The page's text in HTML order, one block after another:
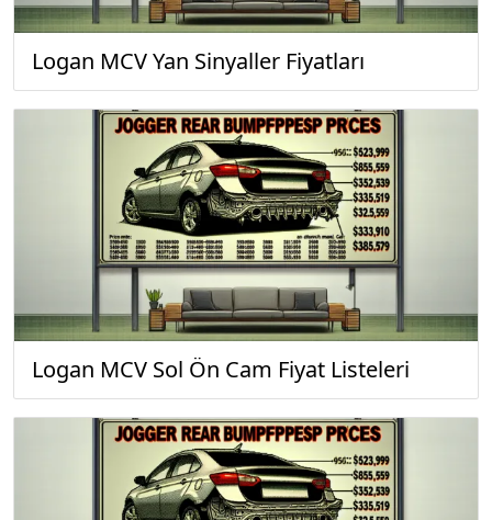
Logan MCV Yan Sinyaller Fiyatları
Logan MCV Sol Ön Cam Fiyat Listeleri